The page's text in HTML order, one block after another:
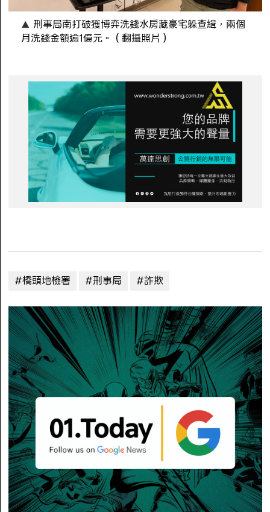
刑事局南打破獲博弈洗錢水房藏豪宅躲查緝，兩個
月洗錢金額逾1億元。（翻攝照片）
#橋頭地檢署 #刑事局 #詐欺